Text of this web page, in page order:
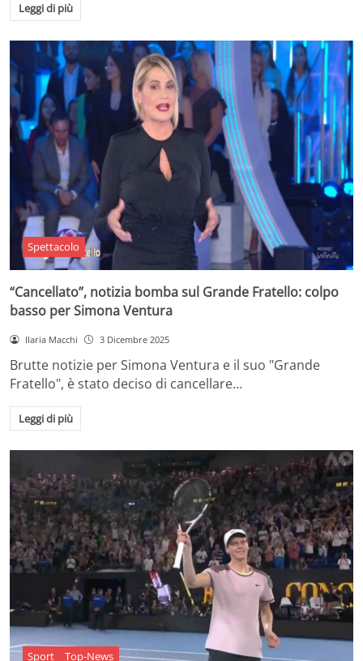
Leggi di più
Spettacolo
“Cancellato”, notizia bomba sul Grande Fratello: colpo
basso per Simona Ventura
Ilaria Macchi 3 Dicembre 2025
Brutte notizie per Simona Ventura e il suo "Grande
Fratello", è stato deciso di cancellare…
Leggi di più
Sport Top-News